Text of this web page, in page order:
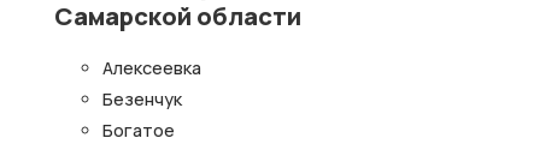
Самарской области
Алексеевка
Безенчук
Богатое